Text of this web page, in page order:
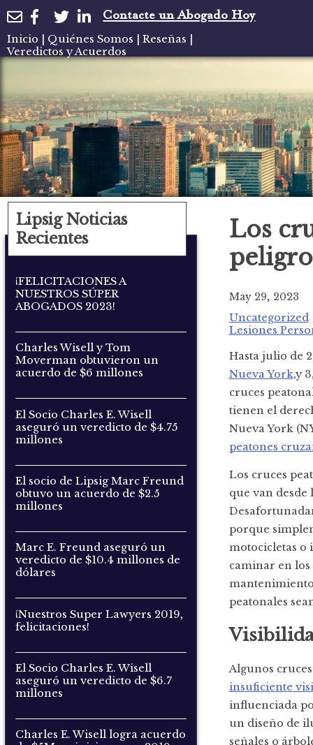
Contacte un Abogado Hoy
Inicio Quiénes Somos Reseñas
Veredictos y Acuerdos
Lipsig Noticias
Recientes
¡FELICITACIONES A
NUESTROS SÚPER
ABOGADOS 2023!
Charles Wisell y Tom
Moverman obtuvieron un
acuerdo de $6 millones
El Socio Charles E. Wisell
aseguró un veredicto de $4.75
millones
El socio de Lipsig Marc Freund
obtuvo un acuerdo de $2.5
millones
Marc E. Freund aseguró un
veredicto de $10.4 millones de
dólares
¡Nuestros Super Lawyers 2019,
felicitaciones!
El Socio Charles E. Wisell
aseguró un veredicto de $6.7
millones
Charles E. Wisell logra acuerdo
Los
May 29, 2023
Uncategorized
Lesiones
Hasta julio de
Nueva York,y
cruces
tienen el
Nueva York
peatones
Los cruces
que van desde
porque
motocicletas o
caminar en
mantenimiento
peatonales
Algunos
insuficiente
influenciada
un diseño de
señales o